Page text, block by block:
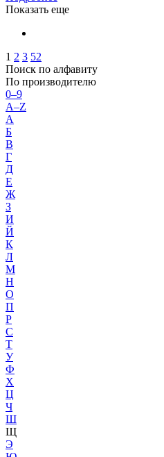
Показать еще
1 2 3 52
Поиск по алфавиту
По производителю
0–9
A–Z
А
Б
В
Г
Д
Е
Ж
З
И
Й
К
Л
М
Н
О
П
Р
С
Т
У
Ф
Х
Ц
Ч
Ш
Щ
Э